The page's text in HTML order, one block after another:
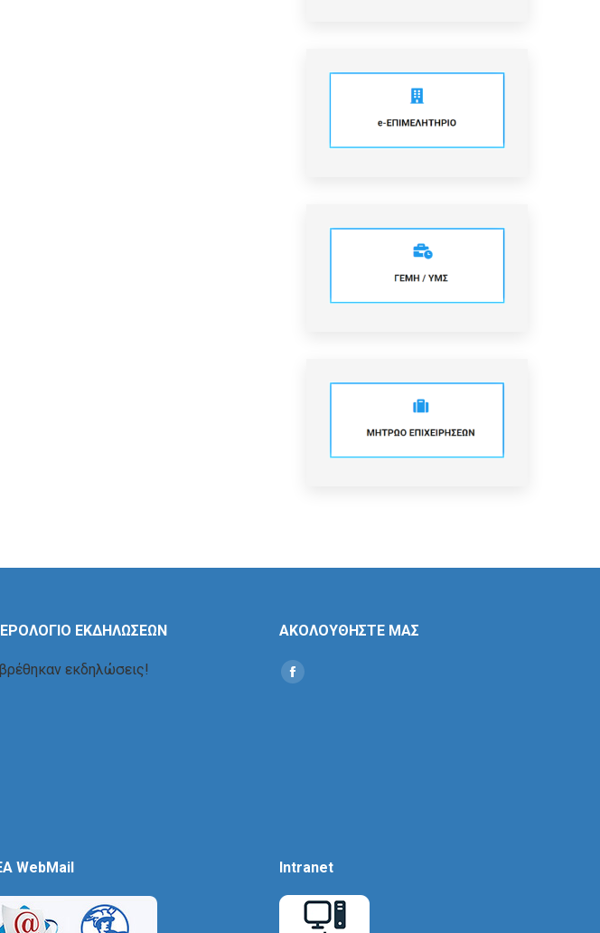
ΕΚΔΗΛΩΣΕΩΝ
εκδηλώσεις!
ΑΚΟΛΟΥΘΗΣΤΕ ΜΑΣ
Find us on:
Social
WebMail Intranet